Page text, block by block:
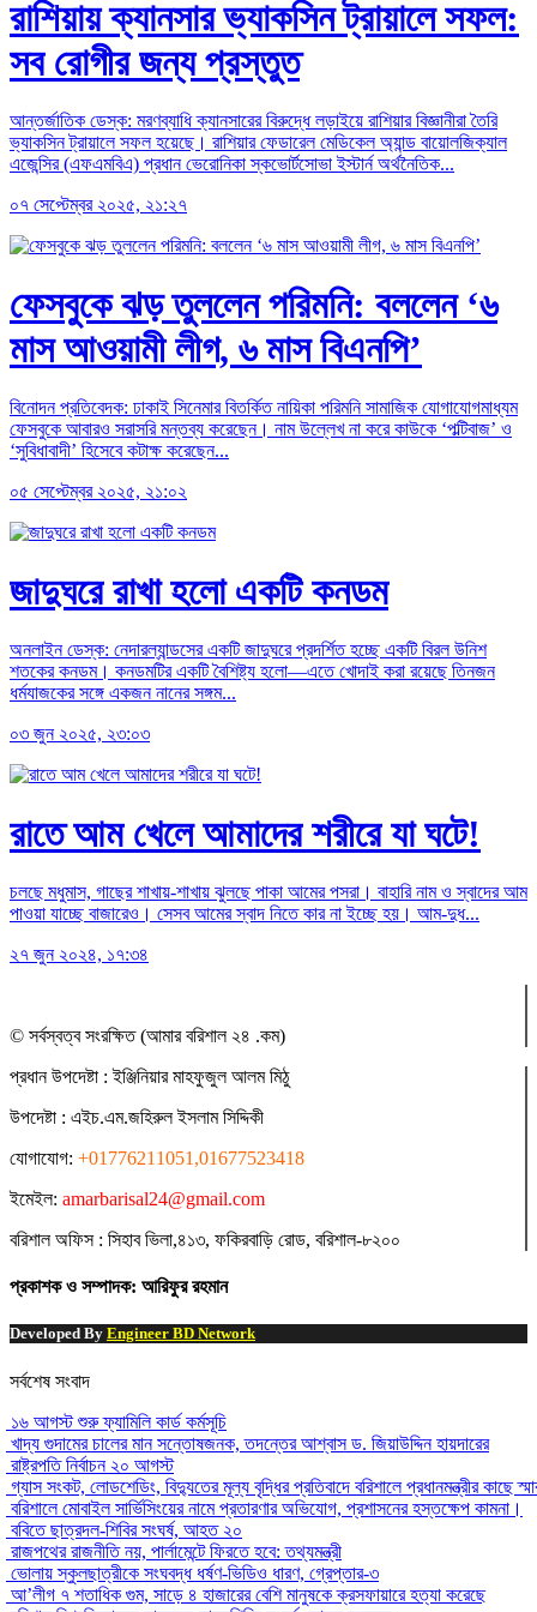
রাশিয়ায় ক্যানসার ভ্যাকসিন ট্রায়ালে সফল:
সব রোগীর জন্য প্রস্তুত
আন্তর্জাতিক ডেস্ক: মরণব্যাধি ক্যানসারের বিরুদ্ধে লড়াইয়ে রাশিয়ার বিজ্ঞানীরা তৈরি
ভ্যাকসিন ট্রায়ালে সফল হয়েছে। রাশিয়ার ফেডারেল মেডিকেল অ্যান্ড বায়োলজিক্যাল
এজেন্সির (এফএমবিএ) প্রধান ভেরোনিকা স্কভোর্টসোভা ইস্টার্ন অর্থনৈতিক...
০৭ সেপ্টেম্বর ২০২৫, ২১:২৭
ফেসবুকে ঝড় তুললেন পরিমনি: বললেন ‘৬
মাস আওয়ামী লীগ, ৬ মাস বিএনপি’
বিনোদন প্রতিবেদক: ঢাকাই সিনেমার বিতর্কিত নায়িকা পরিমনি সামাজিক যোগাযোগমাধ্যম
ফেসবুকে আবারও সরাসরি মন্তব্য করেছেন। নাম উল্লেখ না করে কাউকে ‘পল্টিবাজ’ ও
‘সুবিধাবাদী’ হিসেবে কটাক্ষ করেছেন...
০৫ সেপ্টেম্বর ২০২৫, ২১:০২
জাদুঘরে রাখা হলো একটি কনডম
অনলাইন ডেস্ক: নেদারল্যান্ডসের একটি জাদুঘরে প্রদর্শিত হচ্ছে একটি বিরল উনিশ
শতকের কনডম। কনডমটির একটি বৈশিষ্ট্য হলো—এতে খোদাই করা রয়েছে তিনজন
ধর্মযাজকের সঙ্গে একজন নানের সঙ্গম...
০৩ জুন ২০২৫, ২৩:০৩
রাতে আম খেলে আমাদের শরীরে যা ঘটে!
চলছে মধুমাস, গাছের শাখায়-শাখায় ঝুলছে পাকা আমের পসরা। বাহারি নাম ও স্বাদের আম
পাওয়া যাচ্ছে বাজারেও। সেসব আমের স্বাদ নিতে কার না ইচ্ছে হয়। আম-দুধ...
২৭ জুন ২০২৪, ১৭:৩৪
© সর্বস্বত্ব সংরক্ষিত (আমার বরিশাল ২৪ .কম)
প্রধান ‍উপদেষ্টা : ‍ইঞ্জিনিয়ার মাহফুজুল আলম মিঠু
উপদেষ্টা : এইচ.এম.জহিরুল ইসলাম সিদ্দিকী
যোগাযোগ: +01776211051,01677523418
ইমেইল: amarbarisal24@gmail.com
বরিশাল অফিস : সিহাব ভিলা,৪১৩, ফকিরবাড়ি রোড, বরিশাল-৮২০০
প্রকাশক ও সম্পাদক: আরিফুর রহমান
Developed By Engineer BD Network
সর্বশেষ সংবাদ
১৬ আগস্ট শুরু ফ্যামিলি কার্ড কর্মসূচি
খাদ্য গুদামের চালের মান সন্তোষজনক, তদন্তের আশ্বাস ড. জিয়াউদ্দিন হায়দারের
রাষ্ট্রপতি নির্বাচন ২০ আগস্ট
গ্যাস সংকট, লোডশেডিং, বিদ্যুতের মূল্য বৃদ্ধির প্রতিবাদে বরিশালে প্রধানমন্ত্রীর কাছে
বরিশালে মোবাইল সার্ভিসিংয়ের নামে প্রতারণার অভিযোগ, প্রশাসনের হস্তক্ষেপ কামনা।
ববিতে ছাত্রদল-শিবির সংঘর্ষ, আহত ২০
রাজপথের রাজনীতি নয়, পার্লামেন্টে ফিরতে হবে: তথ্যমন্ত্রী
ভোলায় স্কুলছাত্রীকে সংঘবদ্ধ ধর্ষণ-ভিডিও ধারণ, গ্রেপ্তার-৩
আ’লীগ ৭ শতাধিক গুম, সাড়ে ৪ হাজারের বেশি মানুষকে ক্রসফায়ারে হত্যা করেছে